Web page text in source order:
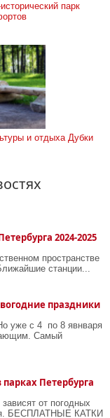
парк
и отдыха Дубки
2024-2025
пространстве
станции...
праздники
уже с 4 по 8 явнваря
Самый
Петербурга
от погодных
БЕСПЛАТНЫЕ КАТКИ